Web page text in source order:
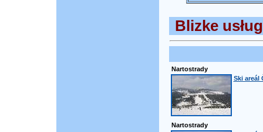
Blizke
Nartostrady
Ski areál
Nartostrady